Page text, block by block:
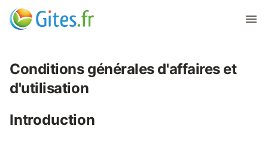
Conditions générales d'affaires et
d'utilisation
Introduction